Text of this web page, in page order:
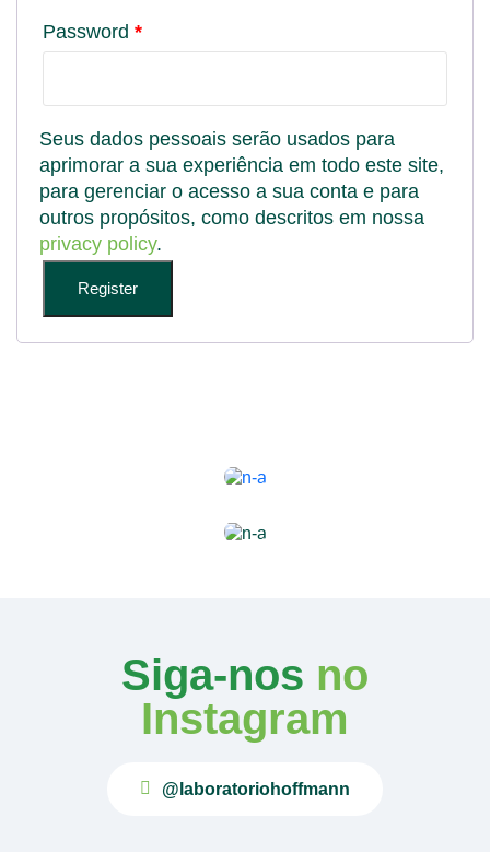
Password *
Seus dados pessoais serão usados para
aprimorar a sua experiência em todo este site,
para gerenciar o acesso a sua conta e para
outros propósitos, como descritos em nossa
privacy policy.
Register
Siga-nos no
Instagram
@laboratoriohoffmann